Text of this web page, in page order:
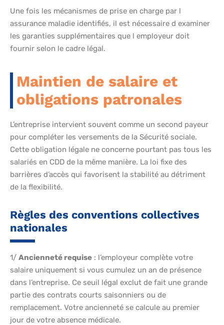
Une fois les mécanismes de prise en charge par l
assurance maladie identifiés, il est nécessaire d examiner
les garanties supplémentaires que l employeur doit
fournir selon le cadre légal.
Maintien de salaire et
obligations patronales
L’entreprise intervient souvent comme un second payeur
pour compléter les versements de la Sécurité sociale.
Cette obligation légale ne concerne pourtant pas tous les
salariés en CDD de la même manière. La loi fixe des
barrières d’accès qui favorisent la stabilité au détriment
de la flexibilité.
Règles des conventions collectives
nationales
1/ Ancienneté requise : l’employeur complète votre
salaire uniquement si vous cumulez un an de présence
dans l’entreprise. Ce seuil légal exclut de fait une grande
partie des contrats courts saisonniers ou de
remplacement. Votre ancienneté se calcule au premier
jour de votre absence médicale.